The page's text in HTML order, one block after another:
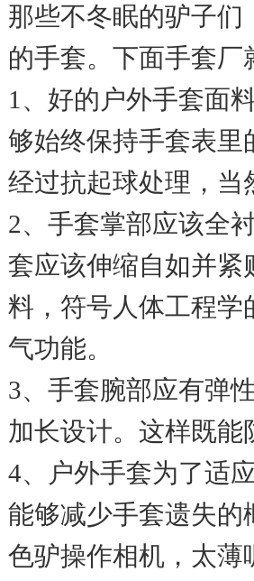
那些不冬眠的驴子
的手套。下面手套厂
1、好的户外手套面
够始终保持手套表里
经过抗起球处理，当
2、手套掌部应该全
套应该伸缩自如并紧
料，符号人体工程学
气功能。
3、手套腕部应有弹
加长设计。这样既
4、户外手套为了适
能够减少手套遗失的
色驴操作相机，太薄